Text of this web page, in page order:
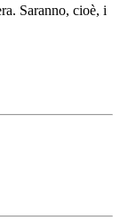
Saranno, cioè, i